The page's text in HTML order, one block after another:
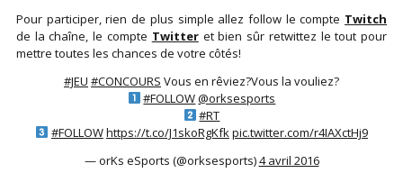
Pour participer, rien de plus simple allez follow le compte Twitch
de la chaîne, le compte Twitteret bien sûr retwittez le tout pour
mettre toutes les chances de votre côtés!
#JEU #CONCOURS Vous en rêviez?Vous la vouliez?
#FOLLOW@orksesports
#RT
#FOLLOWhttps://t.co/J1skoRgKfk pic.twitter.com/r4IAXctHj9
— orKs eSports (@orksesports)4 avril 2016